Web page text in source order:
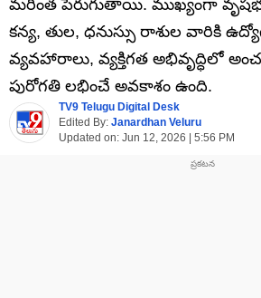
మరింత పెరుగుతాయి. ముఖ్యంగా
కన్య, తుల, ధనుస్సు రాశుల వారికి
వ్యవహారాలు, వ్యక్తిగత అభివృద్ధిలో
పురోగతి లభించే అవకాశం ఉంది.
TV9 Telugu Digital Desk
Edited By: Janardhan Veluru
Updated on: Jun 12, 2026 | 5:56 PM